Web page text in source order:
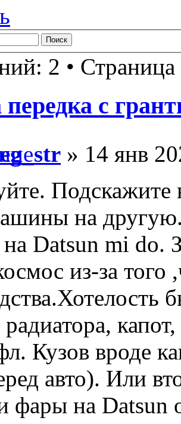
2 • Страница
с
» 14 янв
на
Datsun mi do.
из-за того
Кузов вроде
авто). Или
фары на Datsun